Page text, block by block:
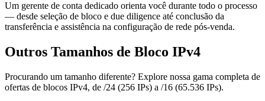
Um gerente de conta dedicado orienta você durante todo o processo
— desde seleção de bloco e due diligence até conclusão da
transferência e assistência na configuração de rede pós-venda.
Outros Tamanhos de Bloco IPv4
Procurando um tamanho diferente? Explore nossa gama completa de
ofertas de blocos IPv4, de /24 (256 IPs) a /16 (65.536 IPs).